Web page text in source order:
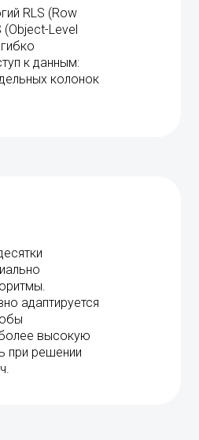
RLS (Row
(Object-Level
к данным:
колонок
адаптируется
высокую
при решении